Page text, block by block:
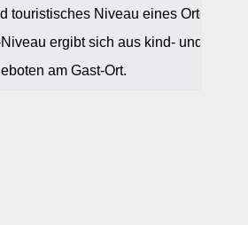
touristisches Niveau eines Ortes
ergibt sich aus kind- und
am Gast-Ort.